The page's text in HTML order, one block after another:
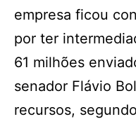
empresa ficou
por ter
61 milhões
senador Flávio
recursos,